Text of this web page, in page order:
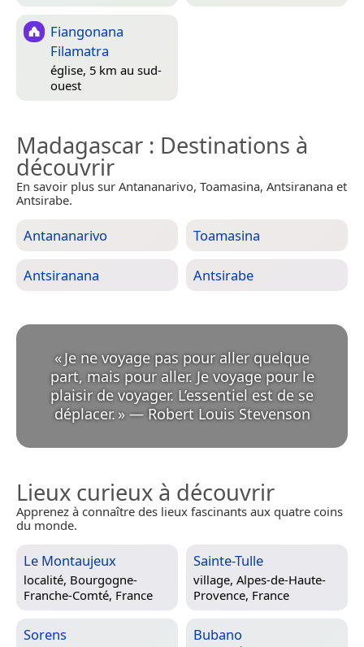
Fiangonana
Filamatra
église, 5 km au sud-
ouest
Madagascar : Destinations à
découvrir
En savoir plus sur Antananarivo, Toamasina, Antsiranana et
Antsirabe.
Antananarivo Toamasina
Antsiranana Antsirabe
«Je ne voyage pas pour aller quelque
part, mais pour aller. Je voyage pour le
plaisir de voyager. L’essentiel est de se
déplacer. » — Robert Louis Stevenson
Lieux curieux à découvrir
Apprenez à connaître des lieux fascinants aux quatre coins
du monde.
Le Montaujeux
localité, Bourgogne-
Franche-Comté, France
Sainte-Tulle
village, Alpes-de-Haute-
Provence, France
Sorens Bubano